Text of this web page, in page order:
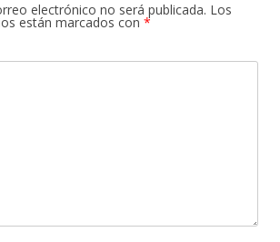
electrónico no será publicada. Los
están marcados con *